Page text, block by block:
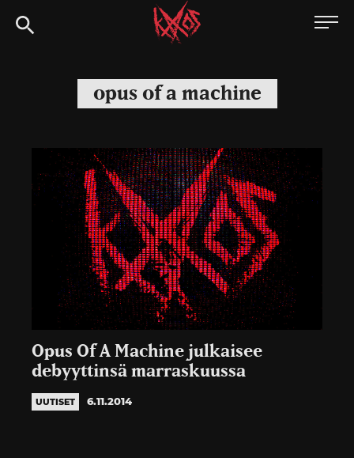
Siirry
suoraan
Kaaoszine
opus of a machine
Opus Of A Machine julkaisee
debyyttinsä marraskuussa
UUTISET 6.11.2014